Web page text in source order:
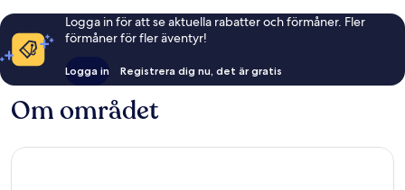
Logga in för att se aktuella rabatter och förmåner. Fler
förmåner för fler äventyr!
Logga in Registrera dig nu, det är gratis
Om området